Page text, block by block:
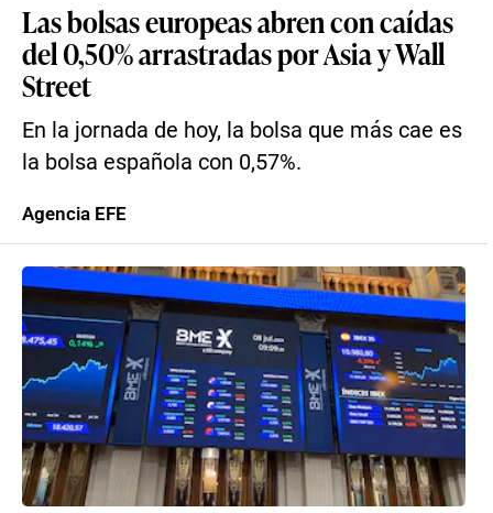
Las bolsas europeas abren con caídas
del 0,50% arrastradas por Asia y Wall
Street
En la jornada de hoy, la bolsa que más cae es
la bolsa española con 0,57%.
Agencia EFE